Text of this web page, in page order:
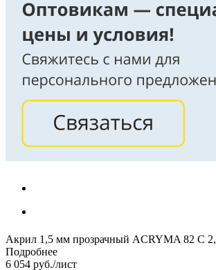
Акрил 1,5 мм прозрачный ACRYMA 82 C
Подробнее
6 054 руб./лист